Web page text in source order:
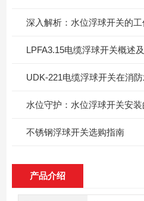
深入解析：水位浮球开关的
LPFA3.15电缆浮球开关概述
UDK-221电缆浮球开关在消
水位守护：水位浮球开关安
不锈钢浮球开关选购指南
产品介绍